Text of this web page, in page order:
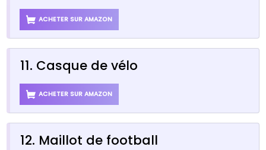
ACHETER SUR AMAZON
11. Casque de vélo
ACHETER SUR AMAZON
12. Maillot de football